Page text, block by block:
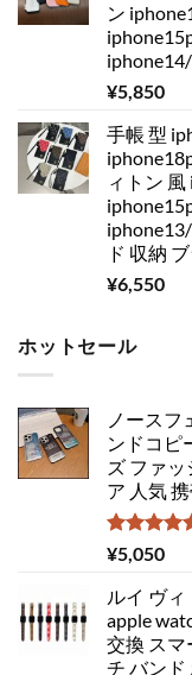
ン
¥5,850
手帳 型
ィトン
ド 収納
¥6,550
ホットセール
ノースフ
ンドコピ
ズ ファ
ア 人気
5段階中
5.00
¥5,050
ルイ ヴ
apple
交換 スマ
チ バンド